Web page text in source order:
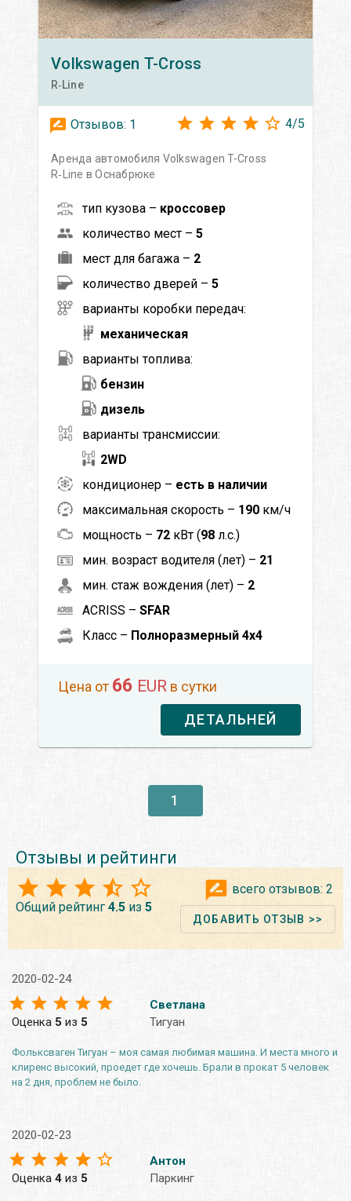
Volkswagen T-Cross
R‑Line
Отзывов: 1 4/5
Аренда автомобиля Volkswagen T-Cross
R‑Line в Оснабрюке
тип кузова – кроссовер
количество мест – 5
мест для багажа – 2
количество дверей – 5
варианты коробки передач:
механическая
варианты топлива:
бензин
дизель
варианты трансмиссии:
2WD
кондиционер – есть в наличии
максимальная скорость – 190 км/ч
мощность – 72 кВт (98 л.с.)
мин. возраст водителя (лет) – 21
мин. стаж вождения (лет) – 2
ACRISS – SFAR
Класс – Полноразмерный 4x4
Цена от 66 EUR в сутки
ДЕТАЛЬНЕЙ
1
Отзывы и рейтинги
Общий рейтинг 4.5 из 5
всего отзывов: 2
ДОБАВИТЬ ОТЗЫВ >>
2020-02-24
Оценка 5 из 5
Светлана
Тигуан
Фольксваген Тигуан – моя самая любимая машина. И места много и
клиренс высокий, проедет где хочешь. Брали в прокат 5 человек
на 2 дня, проблем не было.
2020-02-23
Оценка 4 из 5
Антон
Паркинг